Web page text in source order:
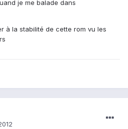
je me balade dans
à la stabilité de cette rom vu les